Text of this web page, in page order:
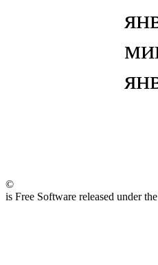
©
is Free Software released under